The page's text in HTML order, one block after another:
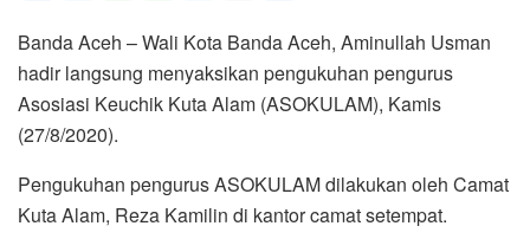
c
e
b
o
k
i
t
t
e
a
t
s
p
n
e
l
e
g
m
a
i
l
a
r
e
Banda Aceh – Wali Kota Banda Aceh, Aminullah Usman
hadir langsung menyaksikan pengukuhan pengurus
Asosiasi Keuchik Kuta Alam (ASOKULAM), Kamis
(27/8/2020).
Pengukuhan pengurus ASOKULAM dilakukan oleh Camat
Kuta Alam, Reza Kamilin di kantor camat setempat.